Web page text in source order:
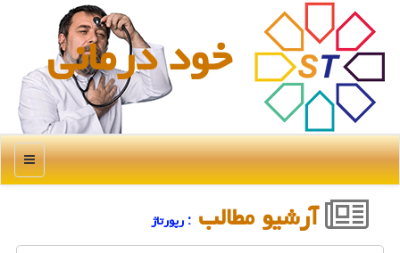
خود درمانی
منو
آرشیو مطالب : رپورتاژ